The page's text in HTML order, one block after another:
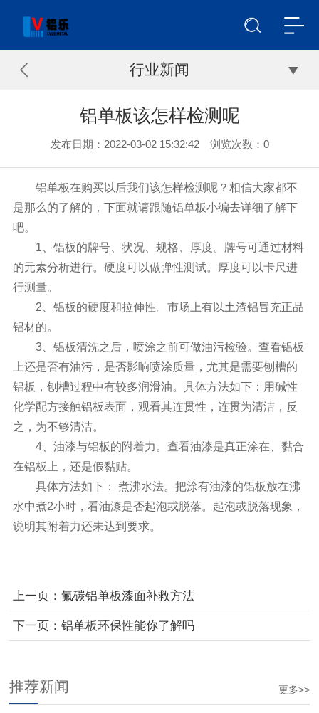
行业新闻
铝单板该怎样检测呢
发布日期：2022-03-02 15:32:42 浏览次数： 0
铝单板在购买以后我们该怎样检测呢？相信大家都不
是那么的了解的，下面就请跟随铝单板小编去详细了解下
吧。
1、铝板的牌号、状况、规格、厚度。牌号可通过材料
的元素分析进行。硬度可以做弹性测试。厚度可以卡尺进
行测量。
2、铝板的硬度和拉伸性。市场上有以土渣铝冒充正品
铝材的。
3、铝板清洗之后，喷涂之前可做油污检验。查看铝板
上还是否有油污，是否影响喷涂质量，尤其是需要刨槽的
铝板，刨槽过程中有较多润滑油。具体方法如下：用碱性
化学配方接触铝板表面，观看其连贯性，连贯为清洁，反
之，为不够清洁。
4、油漆与铝板的附着力。查看油漆是真正涂在、黏合
在铝板上，还是假黏贴。
具体方法如下： 煮沸水法。把涂有油漆的铝板放在沸
水中煮2小时，看油漆是否起泡或脱落。起泡或脱落现象，
说明其附着力还未达到要求。
上一页： 氟碳铝单板漆面补救方法
下一页： 铝单板环保性能你了解吗
更多>>
推荐新闻